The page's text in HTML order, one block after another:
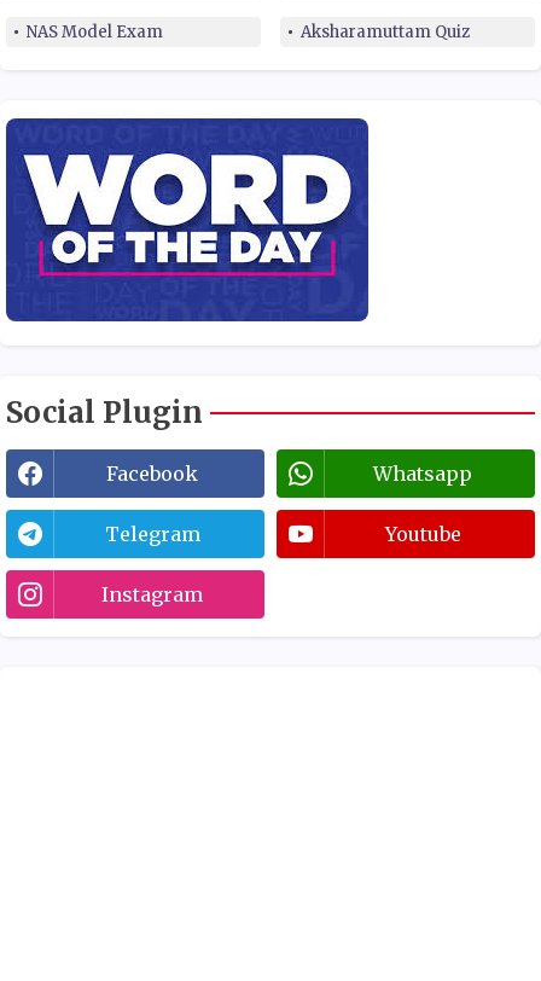
NAS Model Exam Aksharamuttam Quiz
Social Plugin
Facebook Whatsapp
Telegram Youtube
Instagram